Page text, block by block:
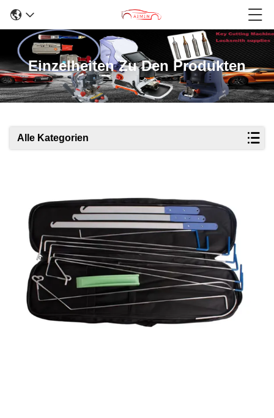
Einzelheiten Zu Den Produkten
Alle Kategorien